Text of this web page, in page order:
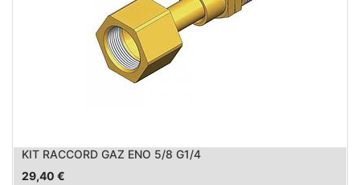
KIT RACCORD GAZ ENO 5/8 G1/4
29,40 €